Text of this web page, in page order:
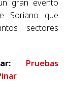
gran evento
Soriano que
sectores
Pruebas